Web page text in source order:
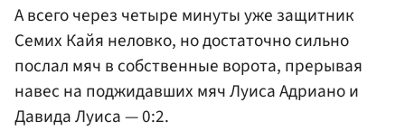
А всего через четыре минуты уже защитник
Семих Кайя неловко, но достаточно сильно
послал мяч в собственные ворота, прерывая
навес на поджидавших мяч ЛуисаАдрианои
Давида Луиса — 0:2.